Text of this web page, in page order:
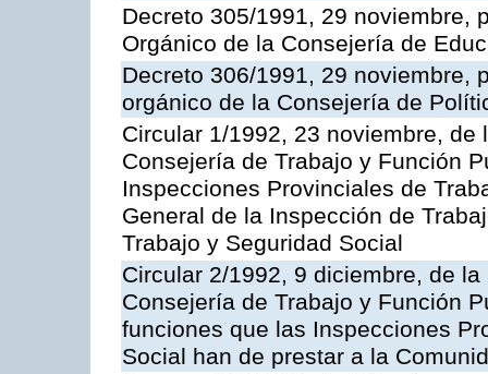
Decreto 305/1991, 29 noviembre,
Orgánico de la Consejería de
Decreto 306/1991, 29 noviembre,
orgánico de la Consejería de
Circular 1/1992, 23 noviembre,
Consejería de Trabajo y Función
Inspecciones Provinciales de
General de la Inspección de
Trabajo y Seguridad Social
Circular 2/1992, 9 diciembre, de
Consejería de Trabajo y Función
funciones que las Inspecciones
Social han de prestar a la